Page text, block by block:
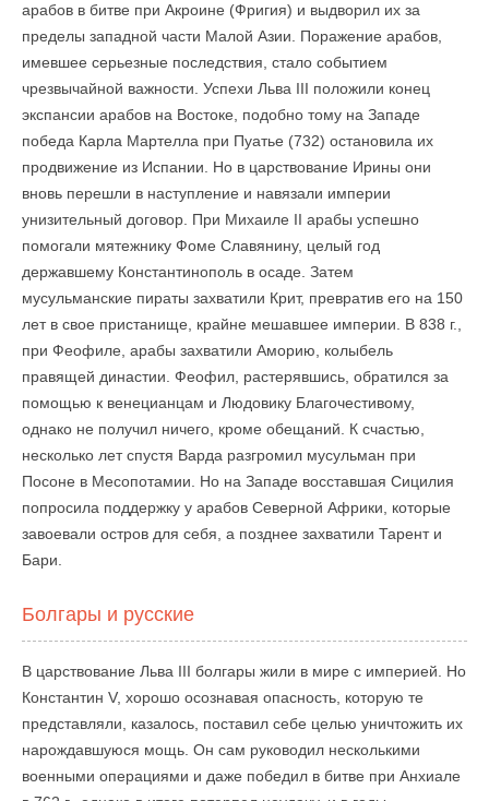
арабов в битве при Акроине (Фригия) и выдворил их за
пределы западной части Малой Азии. Поражение арабов,
имевшее серьезные последствия, стало событием
чрезвычайной важности. Успехи Льва III положили конец
экспансии арабов на Востоке, подобно тому на Западе
победа Карла Мартелла при Пуатье (732) остановила их
продвижение из Испании. Но в царствование Ирины они
вновь перешли в наступление и навязали империи
унизительный договор. При Михаиле II арабы успешно
помогали мятежнику Фоме Славянину, целый год
державшему Константинополь в осаде. Затем
мусульманские пираты захватили Крит, превратив его на 150
лет в свое пристанище, крайне мешавшее империи. В 838 г.,
при Феофиле, арабы захватили Аморию, колыбель
правящей династии. Феофил, растерявшись, обратился за
помощью к венецианцам и Людовику Благочестивому,
однако не получил ничего, кроме обещаний. К счастью,
несколько лет спустя Варда разгромил мусульман при
Посоне в Месопотамии. Но на Западе восставшая Сицилия
попросила поддержку у арабов Северной Африки, которые
завоевали остров для себя, а позднее захватили Тарент и
Бари.
Болгары и русские
В царствование Льва III болгары жили в мире с империей. Но
Константин V, хорошо осознавая опасность, которую те
представляли, казалось, поставил себе целью уничтожить их
нарождавшуюся мощь. Он сам руководил несколькими
военными операциями и даже победил в битве при Анхиале